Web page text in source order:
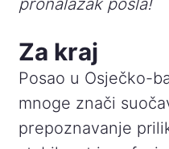
Za kraj
Posao u Osječko-
mnoge znači
prepoznavanje